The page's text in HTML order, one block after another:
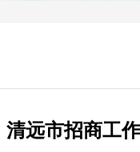
清远市招商工